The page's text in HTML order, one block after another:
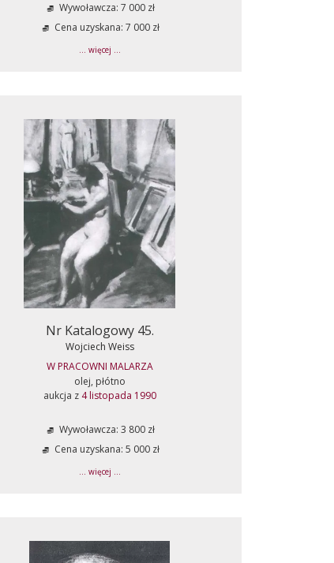
Wywoławcza: 7 000 zł
Cena uzyskana: 7 000 zł
... więcej ...
Nr Katalogowy 45.
Wojciech Weiss
W PRACOWNI MALARZA
olej, płótno
aukcja z 4 listopada 1990
Wywoławcza: 3 800 zł
Cena uzyskana: 5 000 zł
... więcej ...